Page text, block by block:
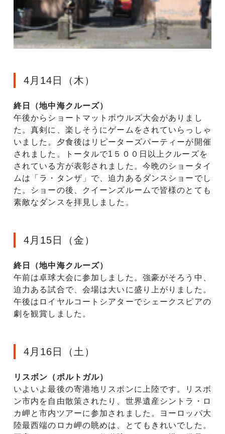
4月14日（木）
終日（地中海クルーズ）
午後からショートマットボウルズ大会がありまし
た。真剣に、楽しそうにゲームをされていらっしゃ
いました。夕食後はリピーターズパーティーが開催
されました。トータルで1５００日以上クルーズを
されている方が表彰されました。今晩のショータイ
ムは「ラ・タンザ」で、迫力あるダンスショーでし
た。ショーの後、クイーンズルームで皆様のとても
素敵なダンスを拝見しました。
4月15日（金）
終日（地中海クルーズ）
午前は卓球大会に参加しました。強豪がそろう中、
迫力ある試合で、会場は大いに盛り上がりました。
午後はロイヤルコートシアターでシェークスピアの
劇を観賞しました。
4月16日（土）
リスボン（ポルトガル）
いよいよ最後の寄港地リスボンに上陸です。リスボ
ン市内を自由散策されたり、世界遺産シントラ・ロ
カ岬と市内ツアーに参加されました。ヨーロッパ大
陸最西端のロカ岬の眺めは、とてもきれいでした。